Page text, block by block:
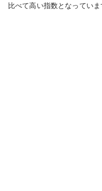
比べて高い指数となっていま